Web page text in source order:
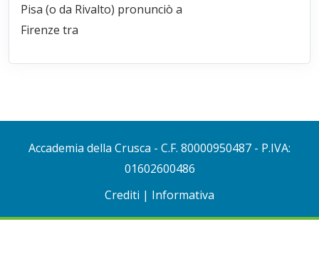
Pisa (o da Rivalto) pronunciò a
Firenze tra
Accademia della Crusca - C.F. 80000950487 - P.IVA:
01602600486
Crediti | Informativa